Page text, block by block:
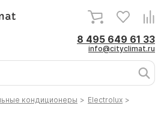
8 495 649 61 33
info@cityclimat.ru
кондиционеры > Electrolux >